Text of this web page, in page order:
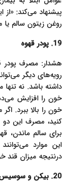
پیشنهاد می‌کند:
روغن زیتون سالم یا
19. پودر قهوه
هشدار: مصرف پودر
رویه‌های دیگر
داشته باشد. نه
خون را افزایش
خون را بالا ببرد.
کنید، مصرف این
برای سالم ماندن،
این موارد
درنتیجه میزان
20. بیکن و سوسیس